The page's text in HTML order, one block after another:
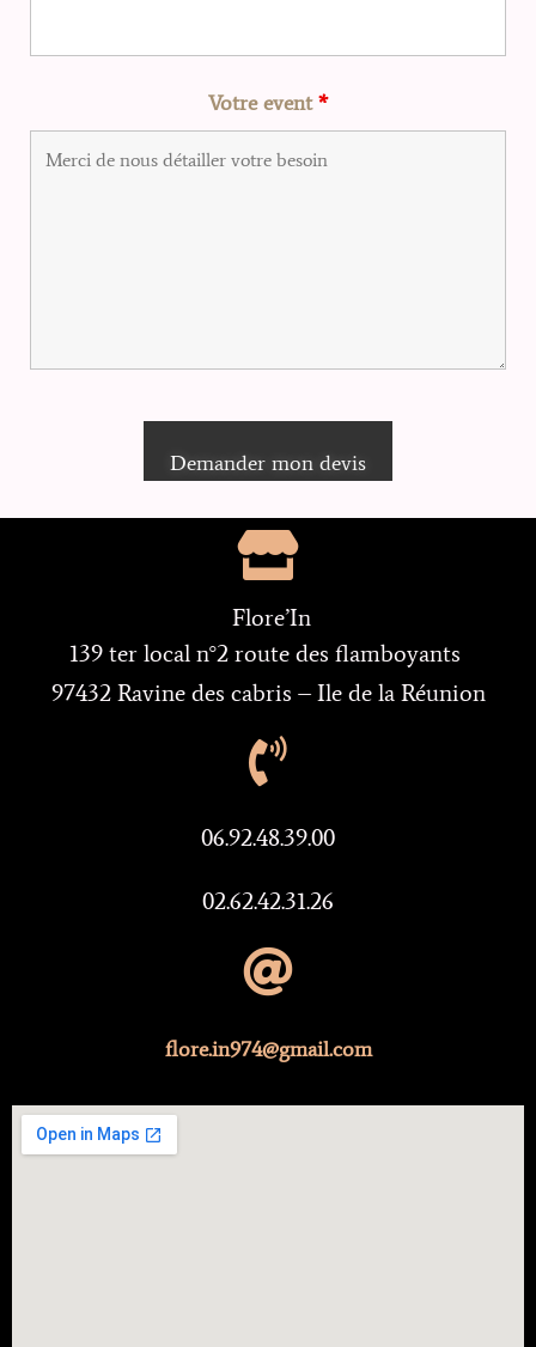
Votre event*
Flore’In
139 ter local n°2 route des flamboyants
97432 Ravine des cabris – Ile de la Réunion
06.92.48.39.00
02.62.42.31.26
flore.in974@gmail.com